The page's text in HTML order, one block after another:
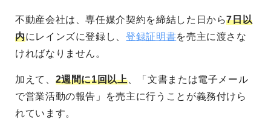
不動産会社は、専任媒介契約を締結した日から7日以
内にレインズに登録し、登録証明書を売主に渡さな
ければなりません。
加えて、 2週間に1回以上、「文書または電子メール
で営業活動の報告」を売主に行うことが義務付けら
れています。